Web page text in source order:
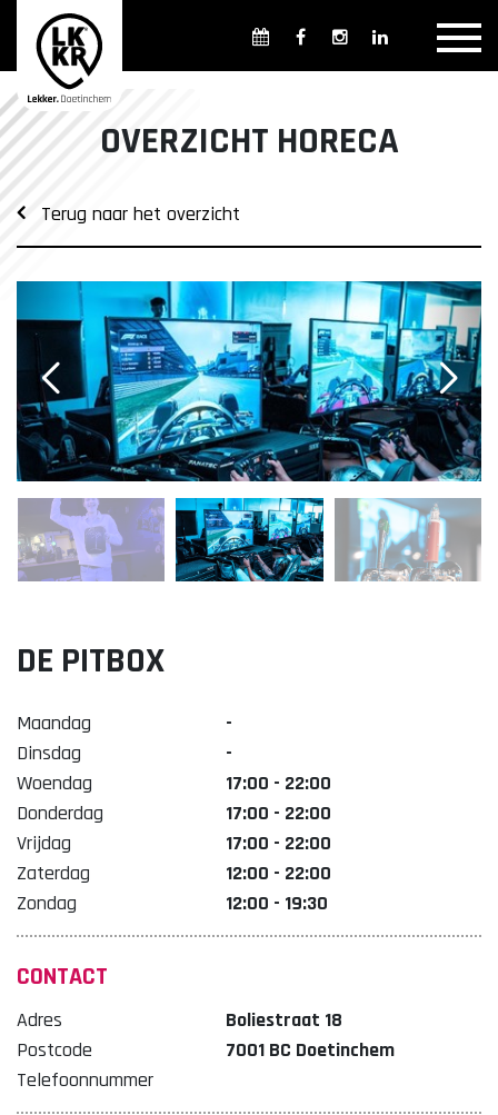
Overzicht winkels
Openingsdagen en -tijden
Weekmarkten
Overzicht Cultuur & Musea
Parkeren in Doetinchem
Openbaar vervoer
Gratis Shuttle
FAQ
Organisatie Binnenstadbedrijf Doetinchem
OVERZICHT HORECA
Terug naar het overzicht
DE PITBOX
Maandag
-
Dinsdag
-
Woendag
17:00 - 22:00
Donderdag
17:00 - 22:00
Vrijdag
17:00 - 22:00
Zaterdag
12:00 - 22:00
Zondag
12:00 - 19:30
CONTACT
Adres
Boliestraat 18
Postcode
7001 BC Doetinchem
Telefoonnummer